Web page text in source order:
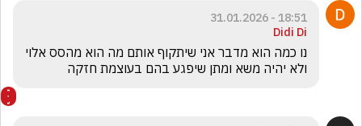
18:51 - 31.01.2026
Didi Di
ולא יהיה משא ומתן שיפגע בהם בעוצמת חזקה